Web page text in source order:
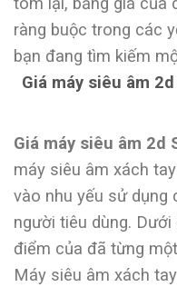
ràng buộc trong các
bạn đang tìm kiếm
Giá máy siêu âm
Giá máy siêu âm 2d
máy siêu âm xách
vào nhu yếu sử dụng
người tiêu dùng.
điểm của đã từng
Máy siêu âm xách